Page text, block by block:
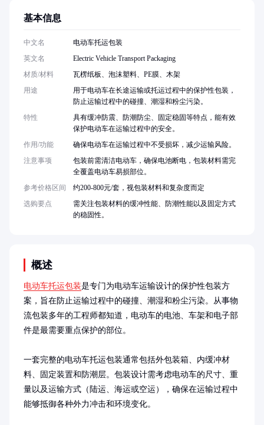
概述
电动车托运包装是专门为电动车运输设计的保护性包装方
案，旨在防止运输过程中的碰撞、潮湿和粉尘污染。从事物
流包装多年的工程师都知道，电动车的电池、车架和电子部
件是最需要重点保护的部位。
一套完整的电动车托运包装通常包括外包装箱、内缓冲材
料、固定装置和防潮层。包装设计需考虑电动车的尺寸、重
量以及运输方式（陆运、海运或空运），确保在运输过程中
能够抵御各种外力冲击和环境变化。
基本信息
中文名
电动车托运包装
英文名
Electric Vehicle Transport Packaging
材质/材料
瓦楞纸板、泡沫塑料、PE膜、木架
用途
用于电动车在长途运输或托运过程中的保护性包装，
防止运输过程中的碰撞、潮湿和粉尘污染。
特性
具有缓冲防震、防潮防尘、固定稳固等特点，能有效
保护电动车在运输过程中的安全。
作用/功能
确保电动车在运输过程中不受损坏，减少运输风险。
注意事项
包装前需清洁电动车，确保电池断电，包装材料需完
全覆盖电动车易损部位。
参考价格区间
约200-800元/套，视包装材料和复杂度而定
选购要点
需关注包装材料的缓冲性能、防潮性能以及固定方式
的稳固性。